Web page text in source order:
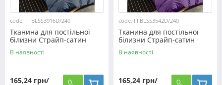
code: FFBLSS3916D/240
Тканина для постільної
білизни Страйп-сатин
SS3916D/240 (60м)
В наявності
165,24 грн/
code: FFBLSS3542D/240
Тканина для постільної
білизни Страйп-сатин
SS3542D/240 (60м)
В наявності
165,24 грн/